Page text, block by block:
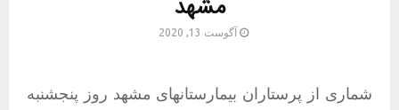
مشهد
آگوست 13, 2020
شماری از پرستاران بیمارستانهای مشهد روز پنجشنبه